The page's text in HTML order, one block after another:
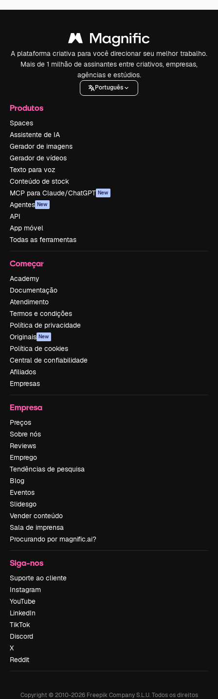
A plataforma criativa para você direcionar seu melhor trabalho.
Mais de 1 milhão de assinantes entre criativos, empresas,
agências e estúdios.
Português
Produtos
Spaces
Assistente de IA
Gerador de imagens
Gerador de vídeos
Texto para voz
Conteúdo de stock
MCP para Claude/ChatGPT New
Agentes New
API
App móvel
Todas as ferramentas
Começar
Academy
Documentação
Atendimento
Termos e condições
Política de privacidade
Originais New
Política de cookies
Central de confiabilidade
Afiliados
Empresas
Empresa
Preços
Sobre nós
Reviews
Emprego
Tendências de pesquisa
Blog
Eventos
Slidesgo
Vender conteúdo
Sala de imprensa
Procurando por magnific.ai?
Siga-nos
Suporte ao cliente
Instagram
YouTube
LinkedIn
TikTok
Discord
X
Reddit
Copyright © 2010-2026Freepik Company S.L.U. Todos os direitos